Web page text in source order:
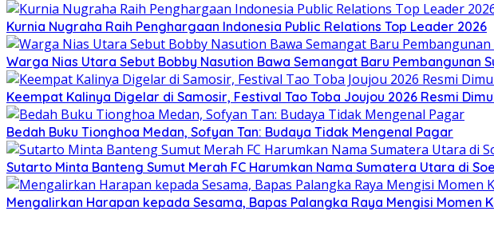
Kurnia Nugraha Raih Penghargaan Indonesia Public Relations Top Leader 2026
Warga Nias Utara Sebut Bobby Nasution Bawa Semangat Baru Pembangunan
Keempat Kalinya Digelar di Samosir, Festival Tao Toba Joujou 2026 Resmi
Bedah Buku Tionghoa Medan, Sofyan Tan: Budaya Tidak Mengenal Pagar
Sutarto Minta Banteng Sumut Merah FC Harumkan Nama Sumatera Utara di
Mengalirkan Harapan kepada Sesama, Bapas Palangka Raya Mengisi Momen